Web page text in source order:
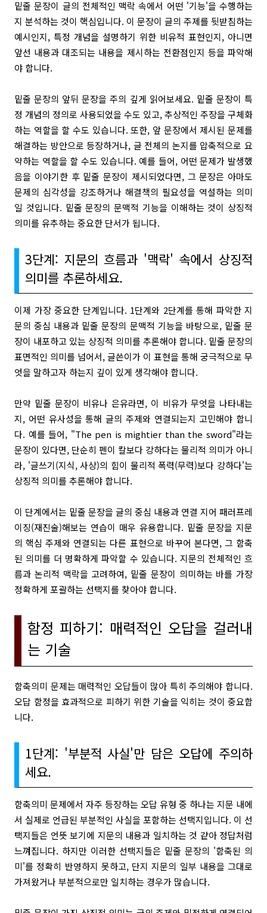
밑줄 문장이 글의 전체적인 맥락 속에서 어떤 '기능'을 수행하는
지 분석하는 것이 핵심입니다. 이 문장이 글의 주제를 뒷받침하는
예시인지, 특정 개념을 설명하기 위한 비유적 표현인지, 아니면
앞선 내용과 대조되는 내용을 제시하는 전환점인지 등을 파악해
야 합니다.
밑줄 문장의 앞뒤 문장을 주의 깊게 읽어보세요. 밑줄 문장이 특
정 개념의 정의로 사용되었을 수도 있고, 추상적인 주장을 구체화
하는 역할을 할 수도 있습니다. 또한, 앞 문장에서 제시된 문제를
해결하는 방안으로 등장하거나, 글 전체의 논지를 압축적으로 요
약하는 역할을 할 수도 있습니다. 예를 들어, 어떤 문제가 발생했
음을 이야기한 후 밑줄 문장이 제시되었다면, 그 문장은 아마도
문제의 심각성을 강조하거나 해결책의 필요성을 역설하는 의미
일 것입니다. 밑줄 문장의 문맥적 기능을 이해하는 것이 상징적
의미를 유추하는 중요한 단서가 됩니다.
3단계: 지문의 흐름과 '맥락' 속에서 상징적
의미를 추론하세요.
이제 가장 중요한 단계입니다. 1단계와 2단계를 통해 파악한 지
문의 중심 내용과 밑줄 문장의 문맥적 기능을 바탕으로, 밑줄 문
장이 내포하고 있는 상징적 의미를 추론해야 합니다. 밑줄 문장의
표면적인 의미를 넘어서, 글쓴이가 이 표현을 통해 궁극적으로 무
엇을 말하고자 하는지 깊이 있게 생각해야 합니다.
만약 밑줄 문장이 비유나 은유라면, 이 비유가 무엇을 나타내는
지, 어떤 유사성을 통해 글의 주제와 연결되는지 고민해야 합니
다. 예를 들어, "The pen is mightier than the sword"라는
문장이 있다면, 단순히 펜이 칼보다 강하다는 물리적 의미가 아니
라, '글쓰기(지식, 사상)의 힘이 물리적 폭력(무력)보다 강하다'는
상징적 의미를 추론해야 합니다.
이 단계에서는 밑줄 문장을 글의 중심 내용과 연결 지어 패러프레
이징(재진술)해보는 연습이 매우 유용합니다. 밑줄 문장을 지문
의 핵심 주제와 연결되는 다른 표현으로 바꾸어 본다면, 그 함축
된 의미를 더 명확하게 파악할 수 있습니다. 지문의 전체적인 흐
름과 논리적 맥락을 고려하여, 밑줄 문장이 의미하는 바를 가장
정확하게 포괄하는 선택지를 찾아야 합니다.
함정 피하기: 매력적인 오답을 걸러내
는 기술
함축의미 문제는 매력적인 오답들이 많아 특히 주의해야 합니다.
오답 함정을 효과적으로 피하기 위한 기술을 익히는 것이 중요합
니다.
1단계: '부분적 사실'만 담은 오답에 주의하
세요.
함축의미 문제에서 자주 등장하는 오답 유형 중 하나는 지문 내에
서 실제로 언급된 부분적인 사실을 포함하는 선택지입니다. 이 선
택지들은 언뜻 보기에 지문의 내용과 일치하는 것 같아 정답처럼
느껴집니다. 하지만 이러한 선택지들은 밑줄 문장의 '함축된 의
미'를 정확히 반영하지 못하고, 단지 지문의 일부 내용을 그대로
가져왔거나 부분적으로만 일치하는 경우가 많습니다.